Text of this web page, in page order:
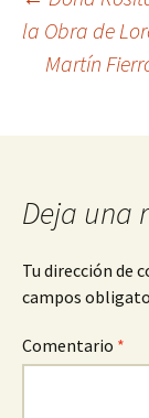
de
la Obra de
Martín
Deja una
Tu dirección de
campos
Comentario *